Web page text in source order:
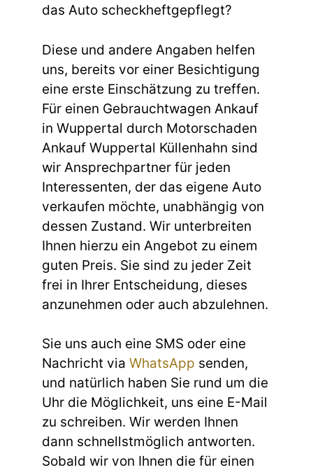
das Auto scheckheftgepflegt?
Diese und andere Angaben helfen
uns, bereits vor einer Besichtigung
eine erste Einschätzung zu treffen.
Für einen Gebrauchtwagen Ankauf
in Wuppertal durch Motorschaden
Ankauf Wuppertal Küllenhahn sind
wir Ansprechpartner für jeden
Interessenten, der das eigene Auto
verkaufen möchte, unabhängig von
dessen Zustand. Wir unterbreiten
Ihnen hierzu ein Angebot zu einem
guten Preis. Sie sind zu jeder Zeit
frei in Ihrer Entscheidung, dieses
anzunehmen oder auch abzulehnen.
Sie uns auch eine SMS oder eine
Nachricht via WhatsApp senden,
und natürlich haben Sie rund um die
Uhr die Möglichkeit, uns eine E-Mail
zu schreiben. Wir werden Ihnen
dann schnellstmöglich antworten.
Sobald wir von Ihnen die für einen